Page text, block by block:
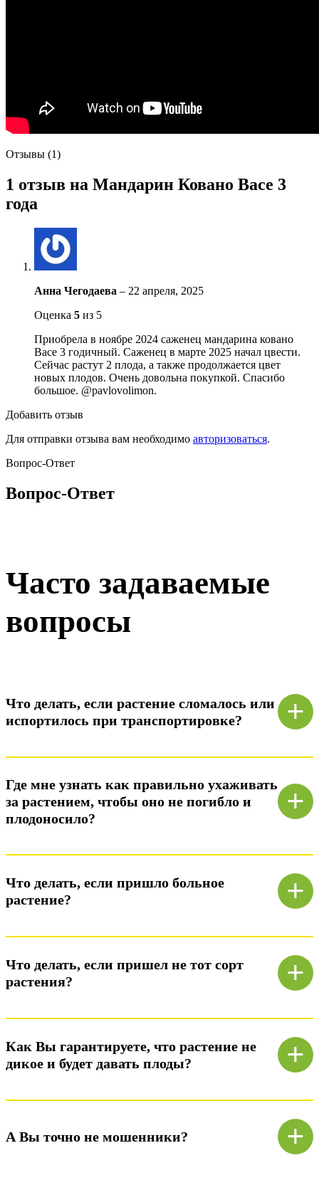
Отзывы (1)
1 отзыв на Мандарин Ковано Васе 3
года
Анна Чегодаева – 22 апреля, 2025
Оценка 5 из 5
Приобрела в ноябре 2024 саженец мандарина ковано
Васе 3 годичный. Саженец в марте 2025 начал цвести.
Сейчас растут 2 плода, а также продолжается цвет
новых плодов. Очень довольна покупкой. Спасибо
большое. @pavlovolimon.
Добавить отзыв
Для отправки отзыва вам необходимо авторизоваться.
Вопрос-Ответ
Вопрос-Ответ
Часто задаваемые
вопросы
Что делать, если растение сломалось или
испортилось при транспортировке?
+
Где мне узнать как правильно ухаживать
за растением, чтобы оно не погибло и
плодоносило?
+
Что делать, если пришло больное
растение?
+
Что делать, если пришел не тот сорт
растения?
+
Как Вы гарантируете, что растение не
дикое и будет давать плоды?
+
А Вы точно не мошенники? +